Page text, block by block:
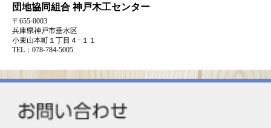
団地協同組合神戸木工センター
〒655-0003
兵庫県神戸市垂水区
小束山本町１丁目４−１１
TEL：078-784-5005